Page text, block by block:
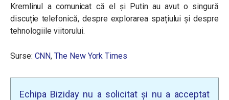
Kremlinul a comunicat că el și Putin au avut o singură
discuție telefonică, despre explorarea spațiului și despre
tehnologiile viitorului.
Surse: CNN, The New York Times
Echipa Biziday nu a solicitat și nu a acceptat